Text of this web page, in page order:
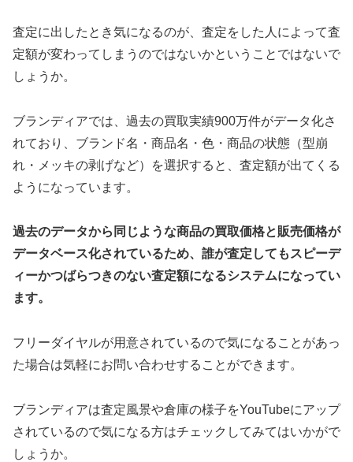
査定に出したとき気になるのが、査定をした人によって査
定額が変わってしまうのではないかということではないで
しょうか。
ブランディアでは、過去の買取実績900万件がデータ化さ
れており、ブランド名・商品名・色・商品の状態（型崩
れ・メッキの剥げなど）を選択すると、査定額が出てくる
ようになっています。
過去のデータから同じような商品の買取価格と販売価格が
データベース化されているため、誰が査定してもスピーデ
ィーかつばらつきのない査定額になるシステムになってい
ます。
フリーダイヤルが用意されているので気になることがあっ
た場合は気軽にお問い合わせすることができます。
ブランディアは査定風景や倉庫の様子をYouTubeにアップ
されているので気になる方はチェックしてみてはいかがで
しょうか。